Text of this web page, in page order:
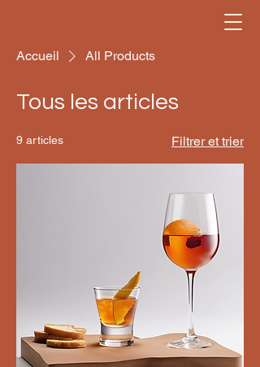
Accueil All Products
Tous les articles
9 articles Filtrer et trier